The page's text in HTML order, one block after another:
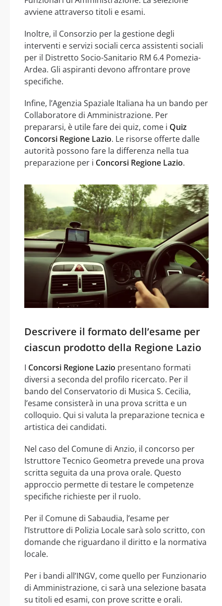
avviene attraverso titoli e esami.
Inoltre, il Consorzio per la gestione degli
interventi e servizi sociali cerca assistenti sociali
per il Distretto Socio-Sanitario RM 6.4 Pomezia-
Ardea. Gli aspiranti devono affrontare prove
specifiche.
Infine, l’Agenzia Spaziale Italiana ha un bando per
Collaboratore di Amministrazione. Per
prepararsi, è utile fare dei quiz, come i Quiz
Concorsi Regione Lazio. Le risorse offerte dalle
autorità possono fare la differenza nella tua
preparazione per i Concorsi Regione Lazio.
Descrivere il formato dell’esame per
ciascun prodotto della Regione Lazio
I Concorsi Regione Lazio presentano formati
diversi a seconda del profilo ricercato. Per il
bando del Conservatorio di Musica S. Cecilia,
l’esame consisterà in una prova scritta e un
colloquio. Qui si valuta la preparazione tecnica e
artistica dei candidati.
Nel caso del Comune di Anzio, il concorso per
Istruttore Tecnico Geometra prevede una prova
scritta seguita da una prova orale. Questo
approccio permette di testare le competenze
specifiche richieste per il ruolo.
Per il Comune di Sabaudia, l’esame per
l’Istruttore di Polizia Locale sarà solo scritto, con
domande che riguardano il diritto e la normativa
locale.
Per i bandi all’INGV, come quello per Funzionario
di Amministrazione, ci sarà una selezione basata
su titoli ed esami, con prove scritte e orali.